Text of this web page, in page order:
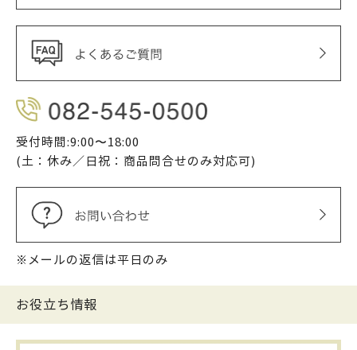
受付時間:9:00〜18:00
(土：休み／日祝：商品問合せのみ対応可)
※メールの返信は平日のみ
お役立ち情報